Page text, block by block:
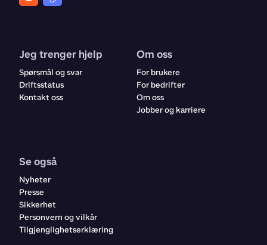
Jeg trenger hjelp
Spørsmål og svar
Driftsstatus
Kontakt oss
Om oss
For brukere
For bedrifter
Om oss
Jobber og karriere
Se også
Nyheter
Presse
Sikkerhet
Personvern og vilkår
Tilgjenglighetserklæring